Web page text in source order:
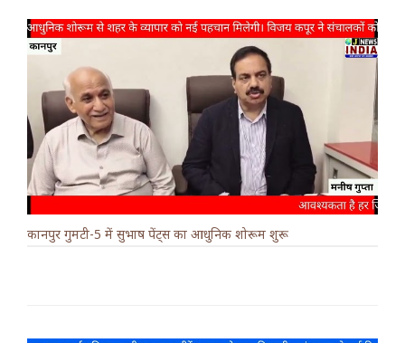
कानपुर गुमटी-5 में सुभाष पेंट्स का आधुनिक शोरूम शुरू